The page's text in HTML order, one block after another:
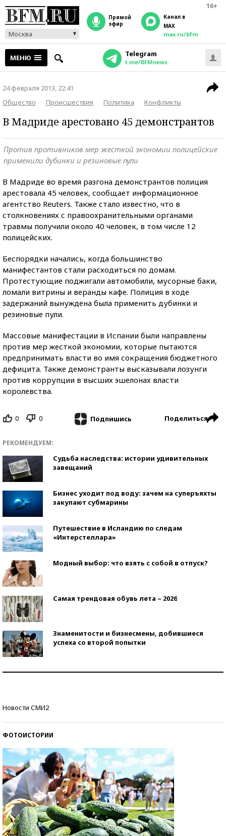
16+
Москва
прямой
эфир
Канал в
MAX
max.ru/bfm
МЕНЮ Telegram
t.me/BFMnews
24 февраля 2013, 22:41
Общество
Происшествия Политика Конфликты
В Мадриде арестовано 45 демонстрантов
Против противников мер жесткой экономии полицейские
применили дубинки и резиновые пули
В Мадриде во время разгона демонстрантов полиция
арестовала 45 человек, сообщает информационное
агентство Reuters. Также стало известно, что в
столкновениях с правоохранительными органами
травмы получили около 40 человек, в том числе 12
полицейских.
Беспорядки начались, когда большинство
манифестантов стали расходиться по домам.
Протестующие поджигали автомобили, мусорные баки,
ломали витрины и веранды кафе. Полиция в ходе
задержаний вынуждена была применить дубинки и
резиновые пули.
Массовые манифестации в Испании были направлены
против мер жесткой экономии, которые пытаются
предпринимать власти во имя сокращения бюджетного
дефицита. Также демонстранты высказывали лозунги
против коррупции в высших эшелонах власти
королевства.
0 0 Подпишись Поделиться
РЕКОМЕНДУЕМ:
Судьба наследства: истории удивительных
завещаний
Бизнес уходит под воду: зачем на суперъяхты
закупают субмарины
Путешествие в Исландию по следам
«Интерстеллара»
Модный выбор: что взять с собой в отпуск?
Самая трендовая обувь лета – 2026
Знаменитости и бизнесмены, добившиеся
успеха со второй попытки
Новости СМИ2
ФОТОИСТОРИИ